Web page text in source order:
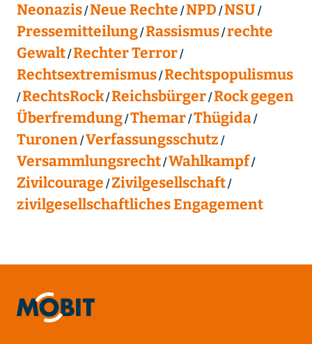
Neonazis Neue Rechte NPD NSU
Pressemitteilung Rassismus rechte
Gewalt Rechter Terror
Rechtsextremismus Rechtspopulismus
RechtsRock Reichsbürger Rock gegen
Überfremdung Themar Thügida
Turonen Verfassungsschutz
Versammlungsrecht Wahlkampf
Zivilcourage Zivilgesellschaft
zivilgesellschaftliches Engagement